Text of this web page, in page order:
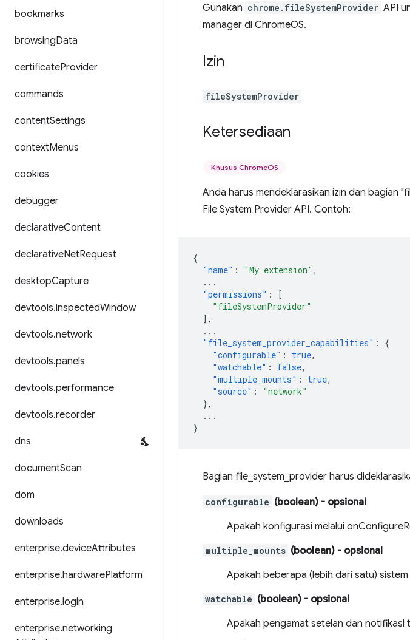
bookmarks
browsingData
certificateProvider
commands
contentSettings
contextMenus
cookies
debugger
declarativeContent
declarativeNetRequest
desktopCapture
devtools.inspectedWindow
devtools.network
devtools.panels
devtools.performance
devtools.recorder
dns
documentScan
dom
downloads
enterprise.deviceAttributes
enterprise.hardwarePlatform
enterprise.login
enterprise.networking
Gunakan chrome.fileSystemProvider API
manager di ChromeOS.
Izin
fileSystemProvider
Ketersediaan
Khusus ChromeOS
Anda harus mendeklarasikan izin dan bagian
File System Provider API. Contoh:
{
"name" : "My extension" ,
...
"permissions" :
[
"fileSystemProvider"
],
...
"file_system_provider_capabilities" :
{
"configurable" : true,
"watchable" : false,
"multiple_mounts" : true,
"source" :
"network"
},
...
}
Bagian file_system_provider harus
configurable (boolean) - opsional
Apakah konfigurasi melalui
multiple_mounts (boolean) - opsional
Apakah beberapa (lebih dari satu)
watchable (boolean) - opsional
Apakah pengamat setelan dan